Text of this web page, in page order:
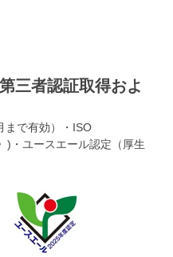
三者認証取得およ
まで有効）・ISO
)・ユースエール認定（厚生